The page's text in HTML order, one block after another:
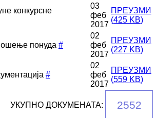
конкурсне
03
феб
2017
ПРЕУЗМИ
(425 KB)
понуда #
02
феб
2017
ПРЕУЗМИ
(227 KB)
#
02
феб
2017
ПРЕУЗМИ
(559 KB)
УКУПНО ДОКУМЕНАТА: 2552